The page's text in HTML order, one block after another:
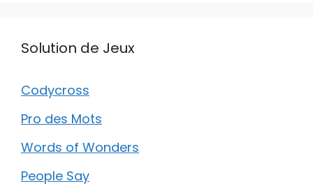
Solution de Jeux
Codycross
Pro des Mots
Words of Wonders
People Say